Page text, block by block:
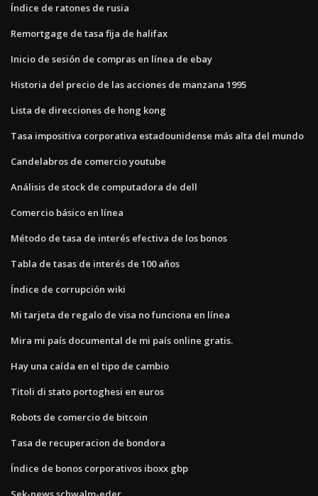
Índice de ratones de rusia
Remortgage de tasa fija de halifax
Inicio de sesión de compras en línea de ebay
Historia del precio de las acciones de manzana 1995
Lista de direcciones de hong kong
Tasa impositiva corporativa estadounidense más alta del mundo
Candelabros de comercio youtube
Análisis de stock de computadora de dell
Comercio básico en línea
Método de tasa de interés efectiva de los bonos
Tabla de tasas de interés de 100 años
Índice de corrupción wiki
Mi tarjeta de regalo de visa no funciona en línea
Mira mi país documental de mi país online gratis.
Hay una caída en el tipo de cambio
Titoli di stato portoghesi en euros
Robots de comercio de bitcoin
Tasa de recuperacion de bondora
Índice de bonos corporativos iboxx gbp